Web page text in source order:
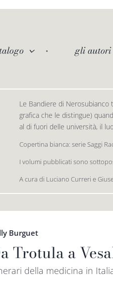
gli autori
Le Bandiere di
grafica che le distingue)
al di fuori delle università, il
Copertina bianca: serie Saggi
I volumi pubblicati sono
A cura di Luciano Curreri e
Burguet
Trotula a
della medicina in